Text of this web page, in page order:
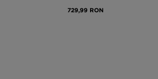
729,99 RON